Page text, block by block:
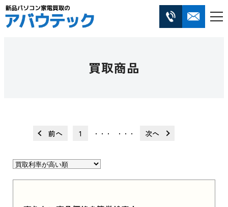
買取商品
前へ 1 ・・・ ・・・ 次へ